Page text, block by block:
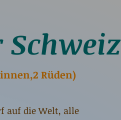
Rüden)
auf die Welt, alle